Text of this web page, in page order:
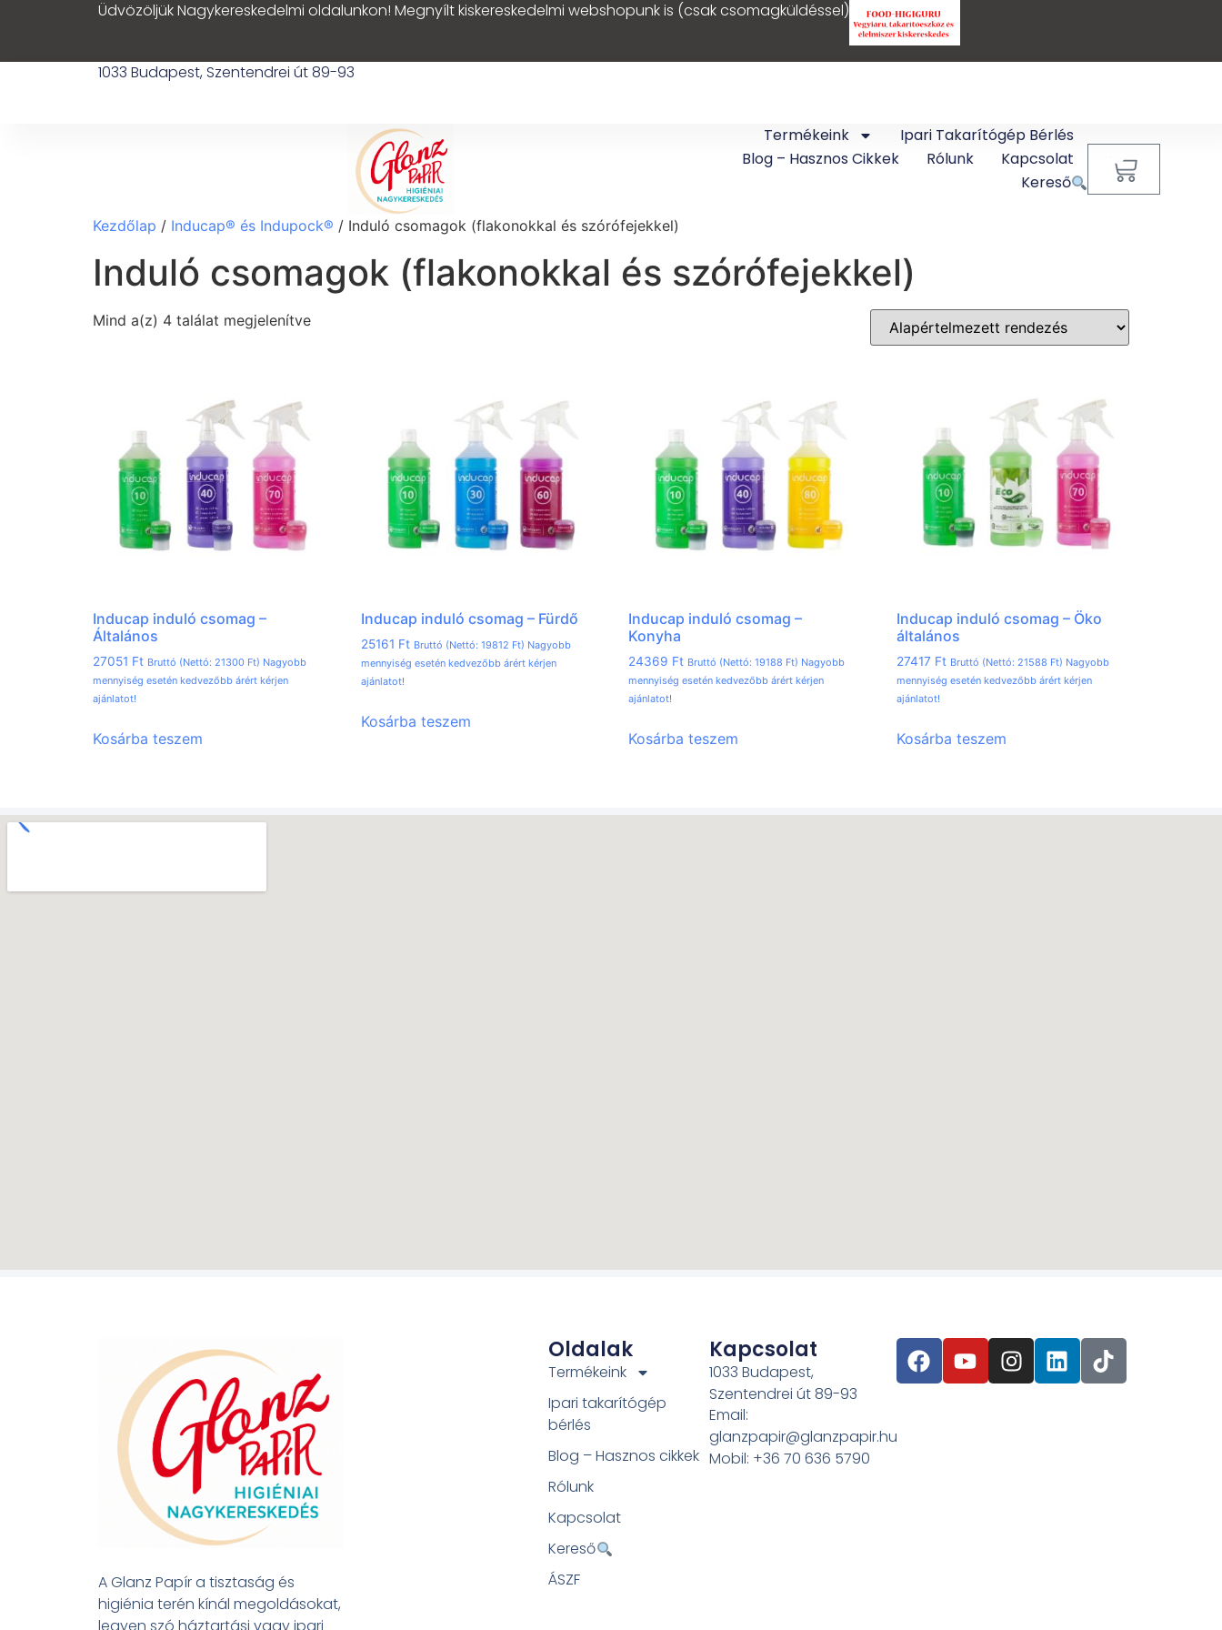
Üdvözöljük Nagykereskedelmi oldalunkon! Megnyílt kiskereskedelmi webshopunk is (csak csomagküldéssel)
1033 Budapest, Szentendrei út 89-93
Termékeink
Ipari Takarítógép Bérlés
Blog – Hasznos Cikkek
Rólunk
Kapcsolat
Kereső
Kezdőlap / Inducap® és Indupock® / Induló csomagok (flakonokkal és szórófejekkel)
Induló csomagok (flakonokkal és szórófejekkel)
Mind a(z) 4 találat megjelenítve
Inducap induló csomag –
Általános
27051 Ft Bruttó (Nettó: 21300 Ft) Nagyobb
mennyiség esetén kedvezőbb árért kérjen
ajánlatot!
Kosárba teszem
Inducap induló csomag – Fürdő
25161 Ft Bruttó (Nettó: 19812 Ft) Nagyobb
mennyiség esetén kedvezőbb árért kérjen
ajánlatot!
Kosárba teszem
Inducap induló csomag –
Konyha
24369 Ft Bruttó (Nettó:19188 Ft) Nagyobb
mennyiség esetén kedvezőbb árért kérjen
ajánlatot!
Kosárba teszem
Inducap induló csomag – Öko
általános
27417 Ft Bruttó (Nettó:21588 Ft) Nagyobb
mennyiség esetén kedvezőbb árért kérjen
ajánlatot!
Kosárba teszem
A Glanz Papír a tisztaság és
higiénia terén kínál megoldásokat,
legyen szó háztartási vagy ipari
Oldalak
Termékeink
Ipari takarítógép
bérlés
Blog – Hasznos cikkek
Rólunk
Kapcsolat
Kereső
ÁSZF
Kapcsolat
1033 Budapest,
Szentendrei út 89-93
Email:
glanzpapir@glanzpapir.hu
Mobil: +36 70 636 5790